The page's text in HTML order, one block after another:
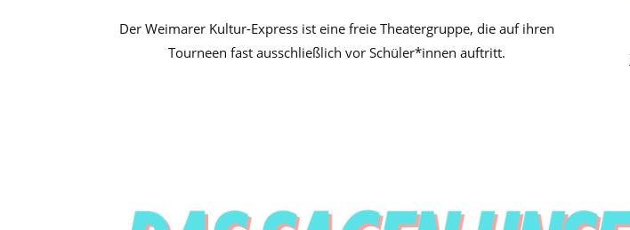
Der Weimarer Kultur-Express ist eine freie Theatergruppe, die auf ihren
Tourneen fast ausschließlich vor Schüler*innen auftritt.